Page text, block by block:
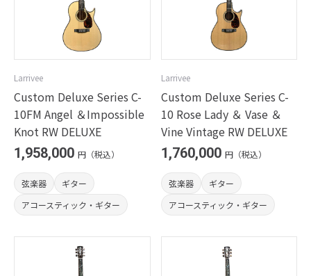
Larrivee
Custom Deluxe Series C-
10FM Angel ＆Impossible
Knot RW DELUXE
1,958,000 円（税込）
弦楽器
ギター
アコースティック・ギター
Larrivee
Custom Deluxe Series C-
10 Rose Lady ＆ Vase ＆
Vine Vintage RW DELUXE
1,760,000 円（税込）
弦楽器
ギター
アコースティック・ギター